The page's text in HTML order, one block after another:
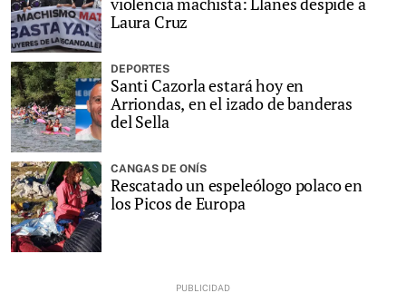
Laura Cruz
DEPORTES
Santi Cazorla estará hoy en
Arriondas, en el izado de banderas
del Sella
CANGAS DE ONÍS
Rescatado un espeleólogo polaco en
los Picos de Europa